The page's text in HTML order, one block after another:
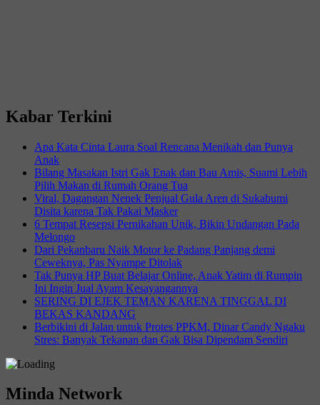
Kabar Terkini
Apa Kata Cinta Laura Soal Rencana Menikah dan Punya
Anak
Bilang Masakan Istri Gak Enak dan Bau Amis, Suami Lebih
Pilih Makan di Rumah Orang Tua
Viral, Dagangan Nenek Penjual Gula Aren di Sukabumi
Disita karena Tak Pakai Masker
6 Tempat Resepsi Pernikahan Unik, Bikin Undangan Pada
Melongo
Dari Pekanbaru Naik Motor ke Padang Panjang demi
Ceweknya, Pas Nyampe Ditolak
Tak Punya HP Buat Belajar Online, Anak Yatim di Rumpin
Ini Ingin Jual Ayam Kesayangannya
SERING DI EJEK TEMAN KARENA TINGGAL DI
BEKAS KANDANG
Berbikini di Jalan untuk Protes PPKM, Dinar Candy Ngaku
Stres: Banyak Tekanan dan Gak Bisa Dipendam Sendiri
Minda Network